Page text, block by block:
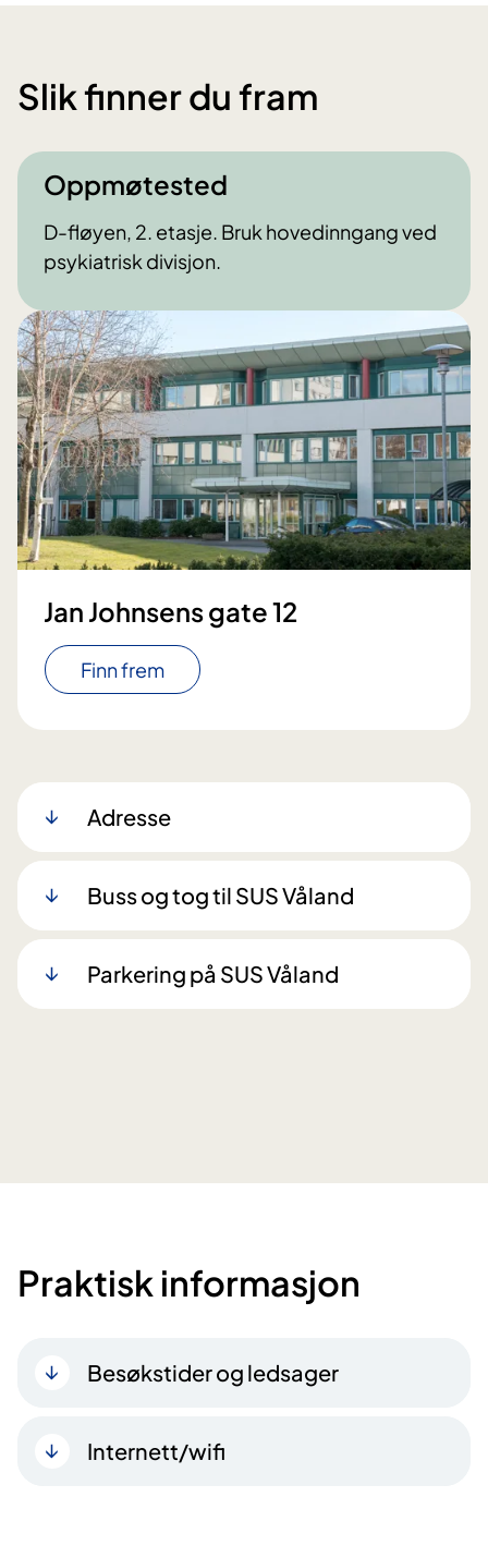
Slik finner du fram
Oppmøtested
D-fløyen, 2. etasje. Bruk hovedinngang ved
psykiatrisk divisjon.
Jan Johnsens gate 12
Finn frem
Adresse
Buss og tog til SUS Våland
Parkering på SUS Våland
Praktisk informasjon
Besøkstider og ledsager
Internett/wifi